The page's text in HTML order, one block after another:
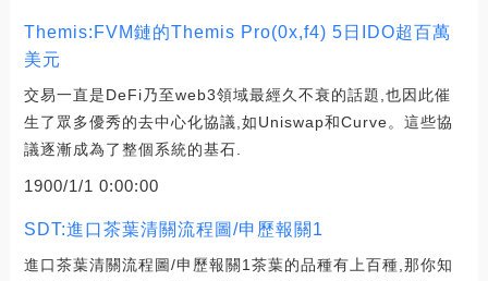
Themis:FVM鏈的Themis Pro(0x,f4) 5日IDO超百萬
美元
交易一直是DeFi乃至web3領域最經久不衰的話題,也因此催
生了眾多優秀的去中心化協議,如Uniswap和Curve。這些協
議逐漸成為了整個系統的基石.
1900/1/1 0:00:00
SDT:進口茶葉清關流程圖/申歷報關1
進口茶葉清關流程圖/申歷報關1茶葉的品種有上百種,那你知